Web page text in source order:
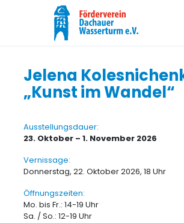
Jelena
„Kunst im Wandel“
Ausstellungsdauer:
23. Oktober – 1. November 2026
Vernissage:
Donnerstag, 22. Oktober 2026, 18 Uhr
Öffnungszeiten:
Mo. bis Fr.: 14-19 Uhr
Sa. / So.: 12-19 Uhr